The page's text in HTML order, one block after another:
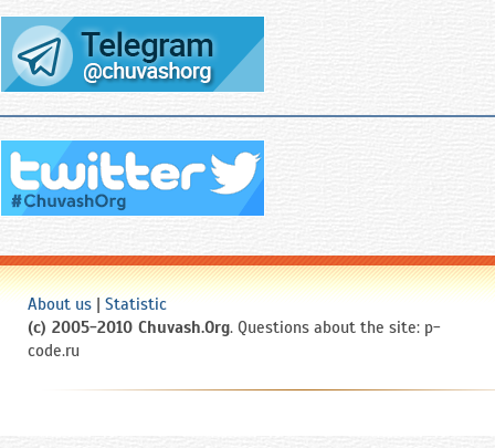
отставку с поста министра юстиции
России в знак несогласия с
Президентом РФ Борисом Ельциным
в ходе его борьбы с консервативным
Верховным Советом РФ.
После отставки Федоров работал
председателем Московской коллегии
адвокатов.
избран депутатом Госдумы РФ и
Президентом Чувашской Республики.
Возглавлял республику с 1994 по
2010 год.
Федоров критиковал методы
About us
Statistic
(c) 2005-2010 Chuvash.Org. Questions about the site: p-
code.ru